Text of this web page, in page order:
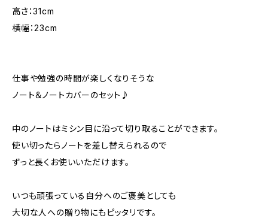
高さ：31cm
横幅：23cm
仕事や勉強の時間が楽しくなりそうな
ノート＆ノートカバーのセット♪
中のノートはミシン目に沿って切り取ることができます。
使い切ったらノートを差し替えられるので
ずっと長くお使いいただけます。
いつも頑張っている自分へのご褒美としても
大切な人への贈り物にもピッタリです。